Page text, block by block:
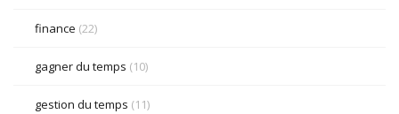
finance (22)
gagner du temps (10)
gestion du temps (11)